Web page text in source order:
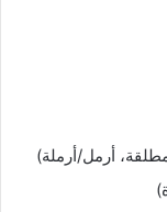
أرمل/أرملة)